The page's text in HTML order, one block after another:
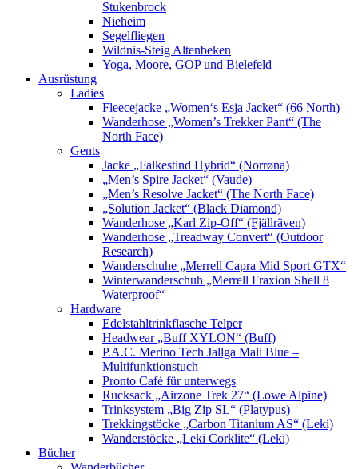
Stukenbrock
Nieheim
Segelfliegen
Wildnis-Steig Altenbeken
Yoga, Moore, GOP und Bielefeld
Ausrüstung
Ladies
Fleecejacke „Women‘s Esja Jacket“ (66 North)
Wanderhose „Women’s Trekker Pant“ (The
North Face)
Gents
Jacke „Falkestind Hybrid“ (Norrøna)
„Men’s Spire Jacket“ (Vaude)
„Men’s Resolve Jacket“ (The North Face)
„Solution Jacket“ (Black Diamond)
Wanderhose „Karl Zip-Off“ (Fjällräven)
Wanderhose „Treadway Convert“ (Outdoor
Research)
Wanderschuhe „Merrell Capra Mid Sport GTX“
Winterwanderschuh „Merrell Fraxion Shell 8
Waterproof“
Hardware
Edelstahltrinkflasche Telper
Headwear „Buff XYLON“ (Buff)
P.A.C. Merino Tech Jallga Mali Blue –
Multifunktionstuch
Pronto Café für unterwegs
Rucksack „Airzone Trek 27“ (Lowe Alpine)
Trinksystem „Big Zip SL“ (Platypus)
Trekkingstöcke „Carbon Titanium AS“ (Leki)
Wanderstöcke „Leki Corklite“ (Leki)
Bücher